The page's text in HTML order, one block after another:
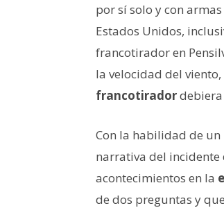
por sí solo y con
Estados Unidos,
francotirador en
la velocidad del
francotiradordebiera
Con la habilidad de
narrativa del incidente
acontecimientos en la
de dos preguntas y